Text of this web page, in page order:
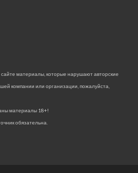
материалы, которые нарушают авторские
компании или организации, пожалуйста,
материалы 18+!
обязательна.